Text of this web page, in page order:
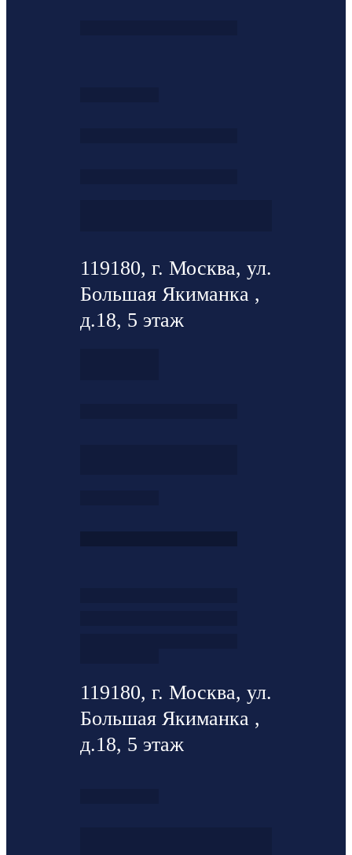
119180, г. Москва, ул.
Большая Якиманка ,
д.18, 5 этаж
119180, г. Москва, ул.
Большая Якиманка ,
д.18, 5 этаж